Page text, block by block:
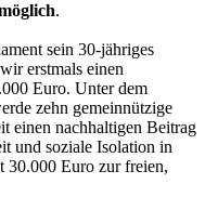
.
sein 30-jähriges
erstmals einen
Euro. Unter dem
zehn gemeinnützige
einen nachhaltigen Beitrag
und soziale Isolation in
30.000 Euro zur freien,